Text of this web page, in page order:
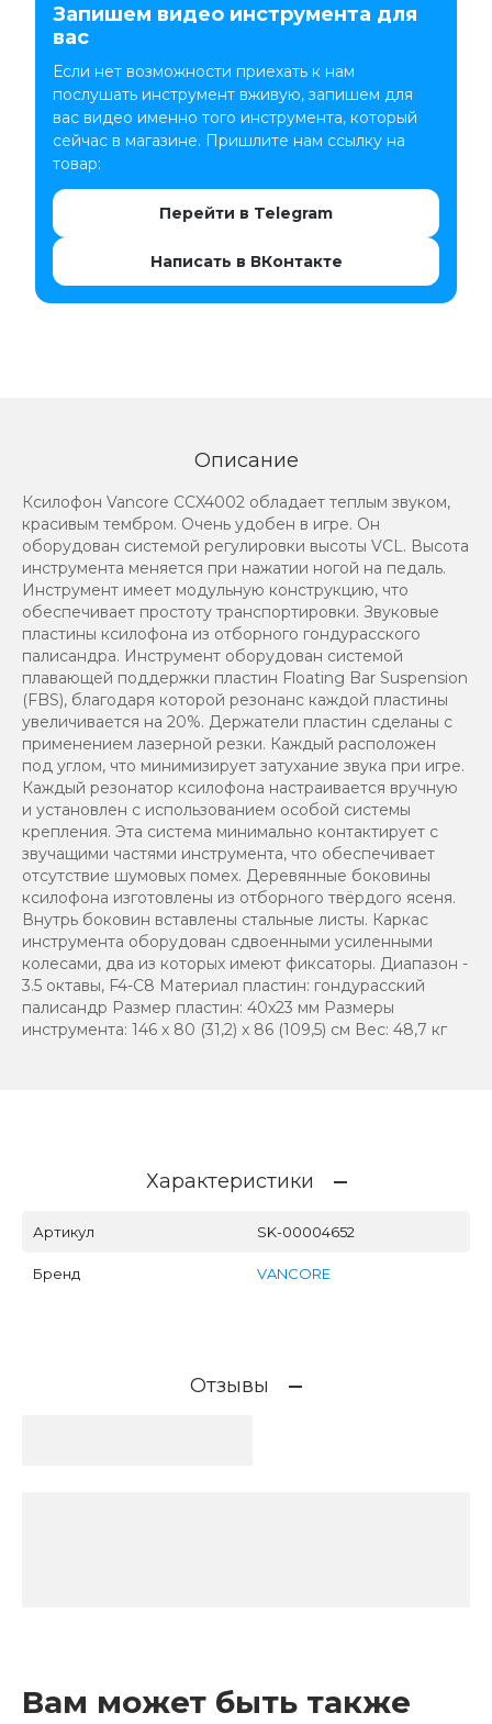
Запишем видео инструмента для
вас
Если нет возможности приехать к нам
послушать инструмент вживую, запишем для
вас видео именно того инструмента, который
сейчас в магазине. Пришлите нам ссылку на
товар:
Перейти в Telegram
Написать в ВКонтакте
Описание
Ксилофон Vancore CCX4002 обладает теплым звуком,
красивым тембром. Очень удобен в игре. Он
оборудован системой регулировки высоты VCL. Высота
инструмента меняется при нажатии ногой на педаль.
Инструмент имеет модульную конструкцию, что
обеспечивает простоту транспортировки. Звуковые
пластины ксилофона из отборного гондурасского
палисандра. Инструмент оборудован системой
плавающей поддержки пластин Floating Bar Suspension
(FBS), благодаря которой резонанс каждой пластины
увеличивается на 20%. Держатели пластин сделаны с
применением лазерной резки. Каждый расположен
под углом, что минимизирует затухание звука при игре.
Каждый резонатор ксилофона настраивается вручную
и установлен с использованием особой системы
крепления. Эта система минимально контактирует с
звучащими частями инструмента, что обеспечивает
отсутствие шумовых помех. Деревянные боковины
ксилофона изготовлены из отборного твёрдого ясеня.
Внутрь боковин вставлены стальные листы. Каркас
инструмента оборудован сдвоенными усиленными
колесами, два из которых имеют фиксаторы. Диапазон -
3.5 октавы, F4-C8 Материал пластин: гондурасский
палисандр Размер пластин: 40х23 мм Размеры
инструмента: 146 х 80 (31,2) х 86 (109,5) см Вес: 48,7 кг
Характеристики
Артикул SK-00004652
Бренд VANCORE
Отзывы
Вам может быть также